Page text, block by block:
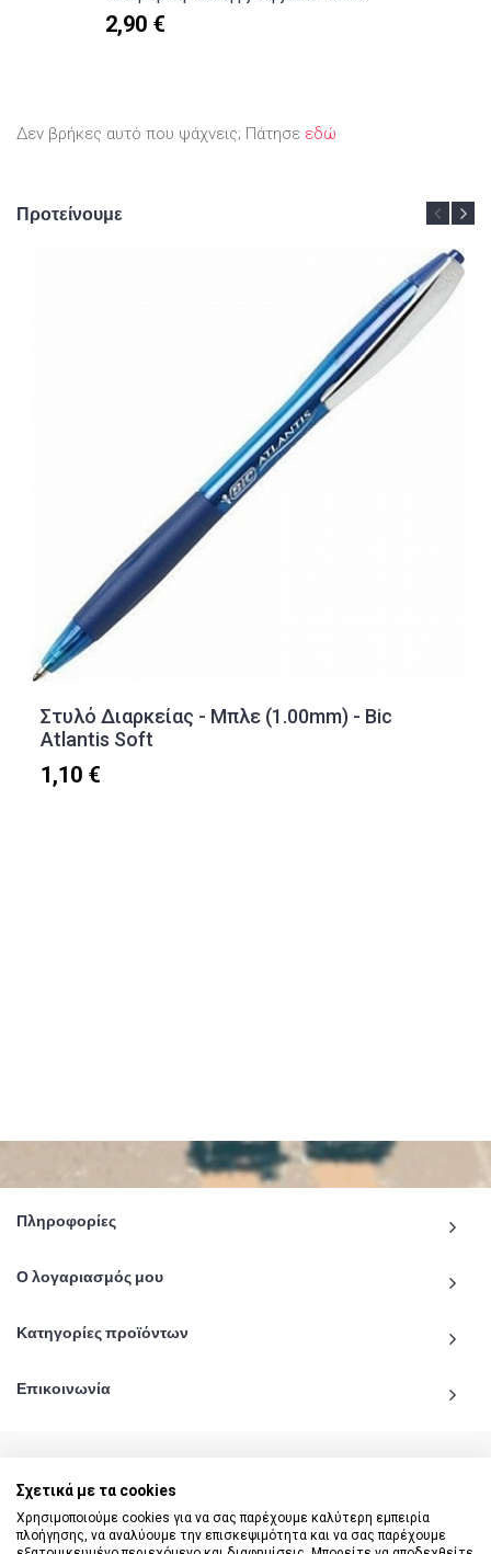
2,90 €
Δεν βρήκες αυτό που ψάχνεις; Πάτησε εδώ
Προτείνουμε
Στυλό Διαρκείας - Μπλε (1.00mm) - Bic
Atlantis Soft
1,10 €
Πληροφορίες
Ο λογαριασμός μου
Κατηγορίες προϊόντων
Επικοινωνία
© 2020 - 2026 katiginetai.gr All Rights Reserved.
Σχετικά με τα cookies
Χρησιμοποιούμε cookies για να σας παρέχουμε καλύτερη εμπειρία
πλοήγησης, να αναλύουμε την επισκεψιμότητα και να σας παρέχουμε